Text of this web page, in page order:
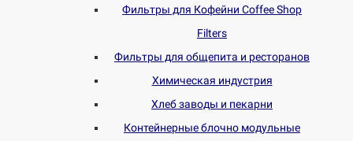
Фильтры для Кофейни Coffee Shop
Filters
Фильтры для общепита и ресторанов
Химическая индустрия
Хлеб заводы и пекарни
Контейнерные блочно модульные